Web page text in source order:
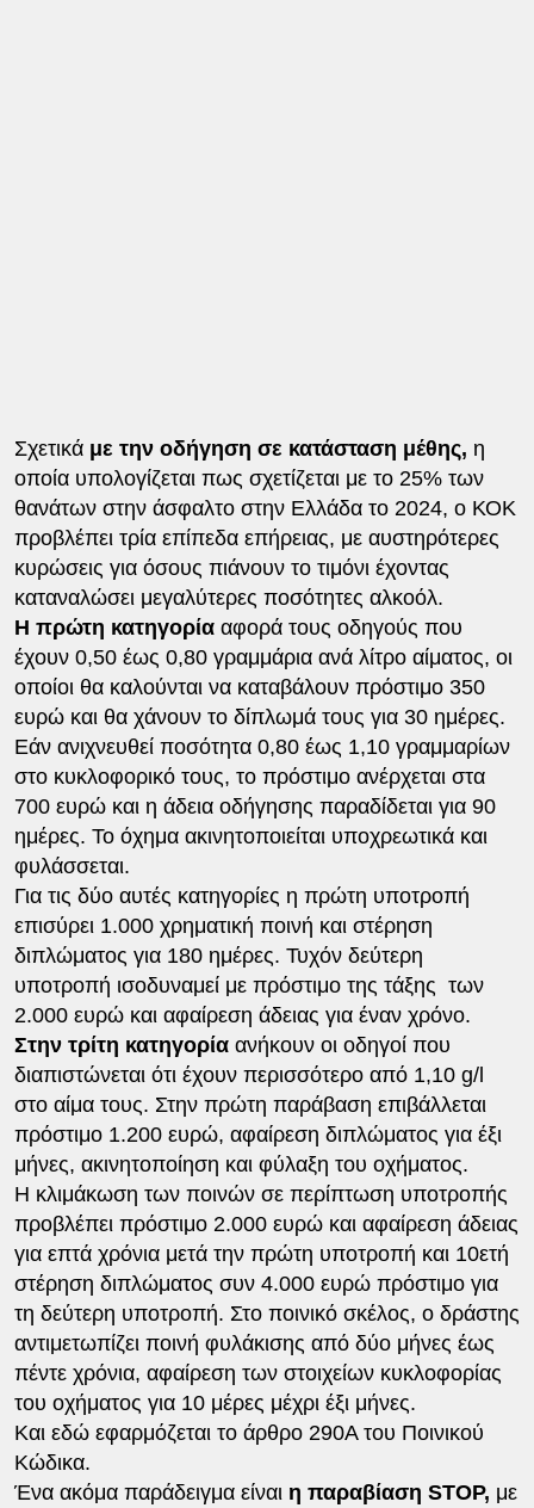
Σχετικάμε την οδήγηση σε κατάσταση μέθης, η
οποία υπολογίζεται πως σχετίζεται με το 25% των
θανάτων στην άσφαλτο στην Ελλάδα το 2024, ο ΚΟΚ
προβλέπει τρία επίπεδα επήρειας, με αυστηρότερες
κυρώσεις για όσους πιάνουν το τιμόνι έχοντας
καταναλώσει μεγαλύτερες ποσότητες αλκοόλ.
Η πρώτη κατηγορίααφορά τους οδηγούς που
έχουν 0,50 έως 0,80 γραμμάρια ανά λίτρο αίματος, οι
οποίοι θα καλούνται να καταβάλουν πρόστιμο 350
ευρώ και θα χάνουν το δίπλωμά τους για 30 ημέρες.
Εάν ανιχνευθεί ποσότητα 0,80 έως 1,10 γραμμαρίων
στο κυκλοφορικό τους, το πρόστιμο ανέρχεται στα
700 ευρώ και η άδεια οδήγησης παραδίδεται για 90
ημέρες. Το όχημα ακινητοποιείται υποχρεωτικά και
φυλάσσεται.
Για τις δύο αυτές κατηγορίες η πρώτη υποτροπή
επισύρει 1.000 χρηματική ποινή και στέρηση
διπλώματος για 180 ημέρες. Τυχόν δεύτερη
υποτροπή ισοδυναμεί με πρόστιμο της τάξης των
2.000 ευρώ και αφαίρεση άδειας για έναν χρόνο.
Στην τρίτη κατηγορία ανήκουν οι οδηγοί που
διαπιστώνεται ότι έχουν περισσότερο από 1,10 g/l
στο αίμα τους. Στην πρώτη παράβαση επιβάλλεται
πρόστιμο 1.200 ευρώ, αφαίρεση διπλώματος για έξι
μήνες, ακινητοποίηση και φύλαξη του οχήματος.
Η κλιμάκωση των ποινών σε περίπτωση υποτροπής
προβλέπει πρόστιμο 2.000 ευρώ και αφαίρεση άδειας
για επτά χρόνια μετά την πρώτη υποτροπή και 10ετή
στέρηση διπλώματος συν 4.000 ευρώ πρόστιμο για
τη δεύτερη υποτροπή. Στο ποινικό σκέλος, ο δράστης
αντιμετωπίζει ποινή φυλάκισης από δύο μήνες έως
πέντε χρόνια, αφαίρεση των στοιχείων κυκλοφορίας
του οχήματος για 10 μέρες μέχρι έξι μήνες.
Και εδώ εφαρμόζεται το άρθρο 290Α του Ποινικού
Κώδικα.
Ένα ακόμα παράδειγμα είναι η παραβίαση STOP, με